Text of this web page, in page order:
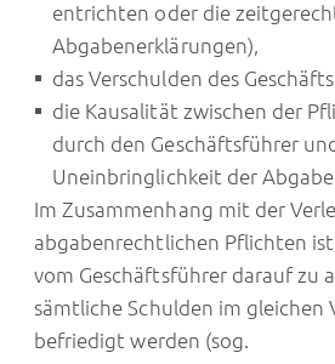
entrichten oder die
Abgabenerklärungen),
das Verschulden des
die Kausalität zwischen der
durch den Geschäftsführer
Uneinbringlichkeit der
Im Zusammenhang mit der
abgabenrechtlichen Pflichten
vom Geschäftsführer darauf zu
sämtliche Schulden im gleichen
befriedigt werden (sog.